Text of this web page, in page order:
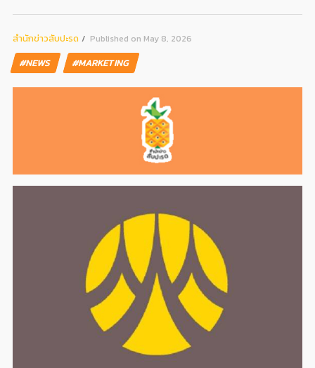
สํานักข่าวสับปะรด Published on May 8, 2026
#NEWS #MARKETING